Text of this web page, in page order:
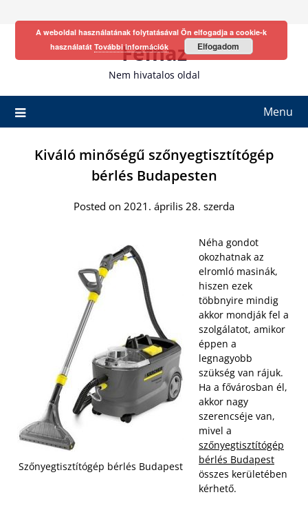
Fefhaz
Nem hivatalos oldal
Menu
Kiváló minőségű szőnyegtisztítógép
bérlés Budapesten
Posted on 2021. április 28. szerda
Szőnyegtisztítógép bérlés Budapest
Néha gondot
okozhatnak az
elromló masinák,
hiszen ezek
többnyire mindig
akkor mondják fel a
szolgálatot, amikor
éppen a
legnagyobb
szükség van rájuk.
Ha a fővárosban él,
akkor nagy
szerencséje van,
mivel a
szőnyegtisztítógép
bérlés Budapest
összes kerületében
kérhető.
A weboldal használatának folytatásával Ön elfogadja a cookie-k
használatát További információk Elfogadom